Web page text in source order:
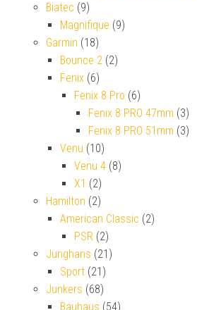
Biatec (9)
Magnifique (9)
Garmin (18)
Bounce 2 (2)
Fenix (6)
Fenix 8 Pro (6)
Fenix 8 PRO 47mm (3)
Fenix 8 PRO 51mm (3)
Venu (10)
Venu 4 (8)
X1 (2)
Hamilton (2)
American Classic (2)
PSR (2)
Junghans (21)
Sport (21)
Junkers (68)
Bauhaus (54)